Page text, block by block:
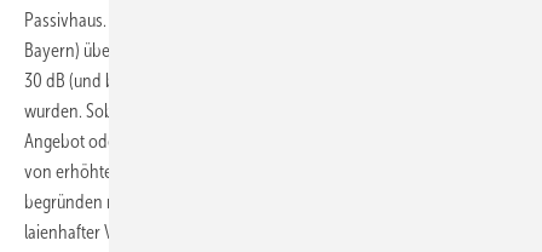
Passivhaus. Zunächst aber informierte Jörg Schütz (Fachverband SHK
Bayern) über aktuelle Gerichtsurteile, in denen hohe Schutzziele von
30 dB (und besser) als geschuldete Werkleistung vorausgesetzt
wurden. Sobald Begriffe wie z.B. Komfortwohnung oder Qualität in
Angebot oder Werbetext verwendet worden seien, könne ein Bauherr
von erhöhten Schallschutzmaßnahmen ausgehen. In diesem Tenor
begründen mittlerweile viele Gerichte ihre Entscheidungen zugunsten
laienhafter Vorstellungen der Bauherren.